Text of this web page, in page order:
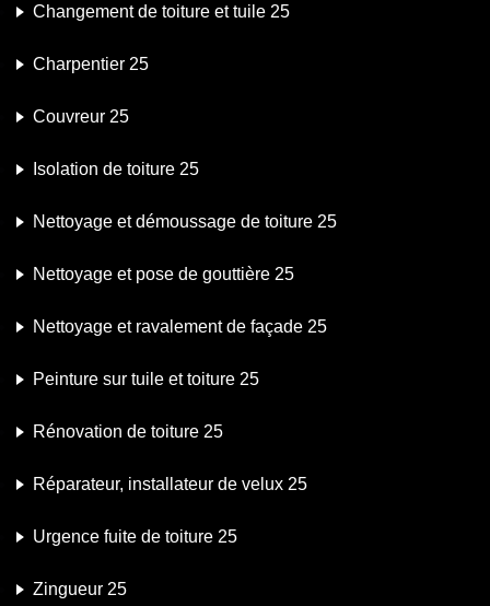
Changement de toiture et tuile 25
Charpentier 25
Couvreur 25
Isolation de toiture 25
Nettoyage et démoussage de toiture 25
Nettoyage et pose de gouttière 25
Nettoyage et ravalement de façade 25
Peinture sur tuile et toiture 25
Rénovation de toiture 25
Réparateur, installateur de velux 25
Urgence fuite de toiture 25
Zingueur 25